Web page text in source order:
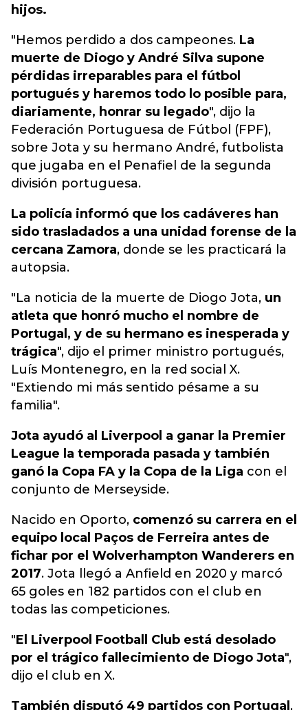
hijos.
"Hemos perdido a dos campeones. La
muerte de Diogo y André Silva supone
pérdidas irreparables para el fútbol
portugués y haremos todo lo posible para,
diariamente, honrar su legado", dijo la
Federación Portuguesa de Fútbol (FPF),
sobre Jota y su hermano André, futbolista
que jugaba en el Penafiel de la segunda
división portuguesa.
La policía informó que los cadáveres han
sido trasladados a una unidad forense de la
cercana Zamora, donde se les practicará la
autopsia.
"La noticia de la muerte de Diogo Jota, un
atleta que honró mucho el nombre de
Portugal, y de su hermano es inesperada y
trágica", dijo el primer ministro portugués,
Luís Montenegro, en la red social X.
"Extiendo mi más sentido pésame a su
familia".
Jota ayudó al Liverpool a ganar la Premier
League la temporada pasada y también
ganó la Copa FA y la Copa de la Liga con el
conjunto de Merseyside.
Nacido en Oporto, comenzó su carrera en el
equipo local Paços de Ferreira antes de
fichar por el Wolverhampton Wanderers en
2017. Jota llegó a Anfield en 2020 y marcó
65 goles en 182 partidos con el club en
todas las competiciones.
"El Liverpool Football Club está desolado
por el trágico fallecimiento de Diogo Jota",
dijo el club en X.
También disputó 49 partidos con Portugal ,